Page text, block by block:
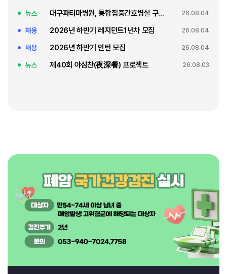
뉴스 대구파티마병원, 통합집중간호병실 구축 축복식 26.08.04
채용 2026년 하반기 레지던트1년차 모집 26.08.04
채용 2026년 하반기 인턴 모집 26.08.04
뉴스 제40회 야심찬(夜深餐) 프로젝트 26.08.03